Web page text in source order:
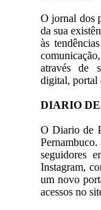
O jornal dos
da sua
às
através de
digital, portal
DIARIO
O Diario de
seguidores
Instagram,
um novo
acessos no